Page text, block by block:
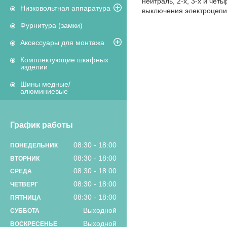
Низковольтная аппаратура
Фурнитура (замки)
Аксессуары для монтажа
Комплектующие шкафных
изделии
Шины медные/
алюминиевые
График работы
ПОНЕДЕЛЬНИК 08:30 18:00
ВТОРНИК 08:30 18:00
СРЕДА 08:30 18:00
ЧЕТВЕРГ 08:30 18:00
ПЯТНИЦА 08:30 18:00
СУББОТА Выходной
ВОСКРЕСЕНЬЕ Выходной
выключения электроцепи.